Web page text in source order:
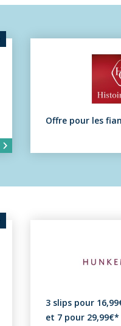
Offre pour les
3 slips pour
et 7 pour 29,99€*